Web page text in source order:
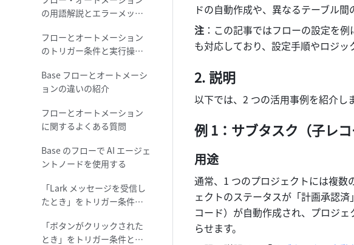
の用語解説とエラーメッセ
フローとオートメーション
のトリガー条件と実行操作
Base フローとオートメーシ
ョンの違いの紹介
フローとオートメーション
に関するよくある質問
Base のフローで AI エージェ
ントノードを使用する
「Lark メッセージを受信し
たとき」をトリガー条件と
「ボタンがクリックされた
とき」をトリガー条件とし
ドの自動作成や、異なるテーブル間
注 ：この記事ではフローの設定を
も対応しており、設定手順やロジッ
説明
以下では、2 つの活用事例を紹介しま
例 1：サブタスク（子レ
用途
通常、1 つのプロジェクトには複数
ェクトのステータスが「計画承認
コード）が自動作成され、プロジ
らせます。